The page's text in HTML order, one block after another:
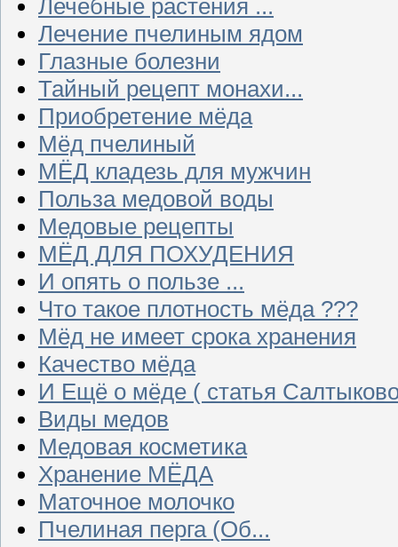
Лечебные растения ...
Лечение пчелиным ядом
Глазные болезни
Тайный рецепт монахи...
Приобретение мёда
Мёд пчелиный
МЁД кладезь для мужчин
Польза медовой воды
Медовые рецепты
МЁД ДЛЯ ПОХУДЕНИЯ
И опять о пользе ...
Что такое плотность мёда ???
Мёд не имеет срока хранения
Качество мёда
И Ещё о мёде ( статья
Виды медов
Медовая косметика
Хранение МЁДА
Маточное молочко
Пчелиная перга (Об...